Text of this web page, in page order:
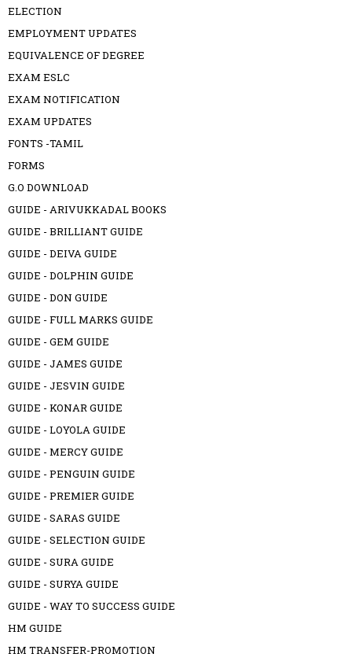
ELECTION
EMPLOYMENT UPDATES
EQUIVALENCE OF DEGREE
EXAM ESLC
EXAM NOTIFICATION
EXAM UPDATES
FONTS -TAMIL
FORMS
G.O DOWNLOAD
GUIDE - ARIVUKKADAL BOOKS
GUIDE - BRILLIANT GUIDE
GUIDE - DEIVA GUIDE
GUIDE - DOLPHIN GUIDE
GUIDE - DON GUIDE
GUIDE - FULL MARKS GUIDE
GUIDE - GEM GUIDE
GUIDE - JAMES GUIDE
GUIDE - JESVIN GUIDE
GUIDE - KONAR GUIDE
GUIDE - LOYOLA GUIDE
GUIDE - MERCY GUIDE
GUIDE - PENGUIN GUIDE
GUIDE - PREMIER GUIDE
GUIDE - SARAS GUIDE
GUIDE - SELECTION GUIDE
GUIDE - SURA GUIDE
GUIDE - SURYA GUIDE
GUIDE - WAY TO SUCCESS GUIDE
HM GUIDE
HM TRANSFER-PROMOTION